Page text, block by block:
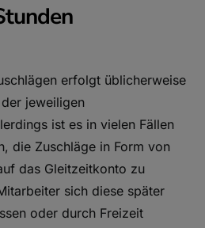
erfolgt üblicherweise
jeweiligen
ist es in vielen Fällen
die Zuschläge in Form von
das Gleitzeitkonto zu
sich diese später
oder durch Freizeit